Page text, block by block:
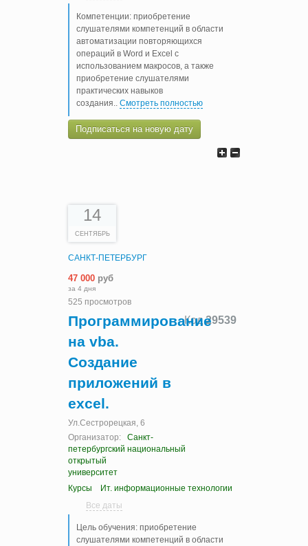
Компетенции: приобретение
слушателями компетенций в области
автоматизации повторяющихся
операций в Word и Excel с
использованием макросов, а также
приобретение слушателями
практических навыков
создания.. Смотреть полностью
Подписаться на новую дату
14
СЕНТЯБРЬ
САНКТ-ПЕТЕРБУРГ
47 000 руб
за 4 дня
525 просмотров
Код29539
Программирование
на vba.
Создание
приложений в
excel.
Ул.Сестрорецкая, 6
Организатор:
Санкт-
петербургский национальный
открытый
университет
Курсы
Ит. информационные технологии
Все даты
Цель обучения: приобретение
слушателями компетенций в области